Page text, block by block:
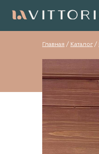
Главная / Каталог/